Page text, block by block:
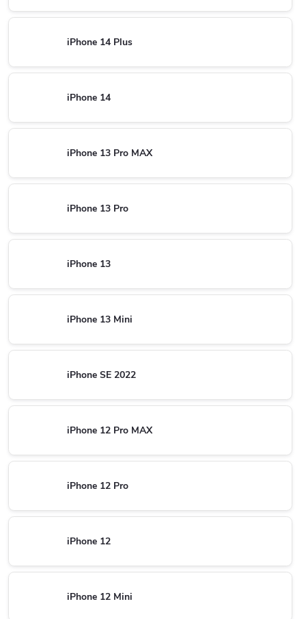
iPhone 14 Plus
iPhone 14
iPhone 13 Pro MAX
iPhone 13 Pro
iPhone 13
iPhone 13 Mini
iPhone SE 2022
iPhone 12 Pro MAX
iPhone 12 Pro
iPhone 12
iPhone 12 Mini